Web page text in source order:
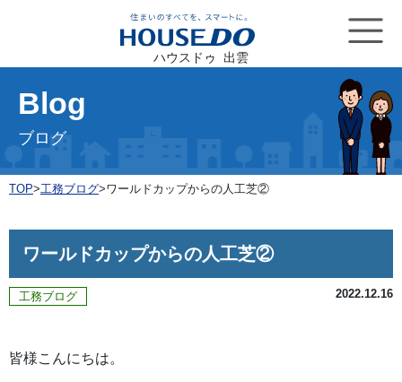
ハウスドゥ 出雲
Blog
ブログ
TOP>工務ブログ>ワールドカップからの人工芝②
ワールドカップからの人工芝②
工務ブログ 2022.12.16
皆様こんにちは。